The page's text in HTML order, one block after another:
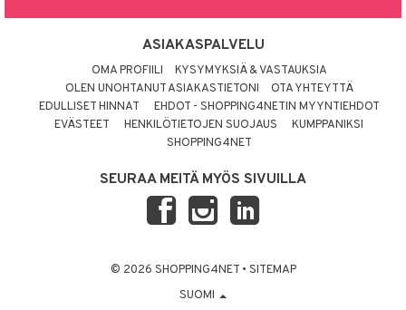
ASIAKASPALVELU
OMA PROFIILI
KYSYMYKSIÄ & VASTAUKSIA
OLEN UNOHTANUT ASIAKASTIETONI
OTA YHTEYTTÄ
EDULLISET HINNAT
EHDOT - SHOPPING4NETIN MYYNTIEHDOT
EVÄSTEET
HENKILÖTIETOJEN SUOJAUS
KUMPPANIKSI
SHOPPING4NET
SEURAA MEITÄ MYÖS SIVUILLA
© 2026 SHOPPING4NET • SITEMAP
SUOMI